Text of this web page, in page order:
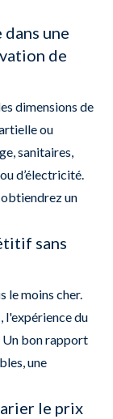
une
de
dimensions de
ou
sanitaires,
d’électricité.
un
sans
le moins cher.
l'expérience du
Un bon rapport
une
le prix